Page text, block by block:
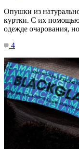
Опушки из
куртки. С их помощью
одежде очарования,
4